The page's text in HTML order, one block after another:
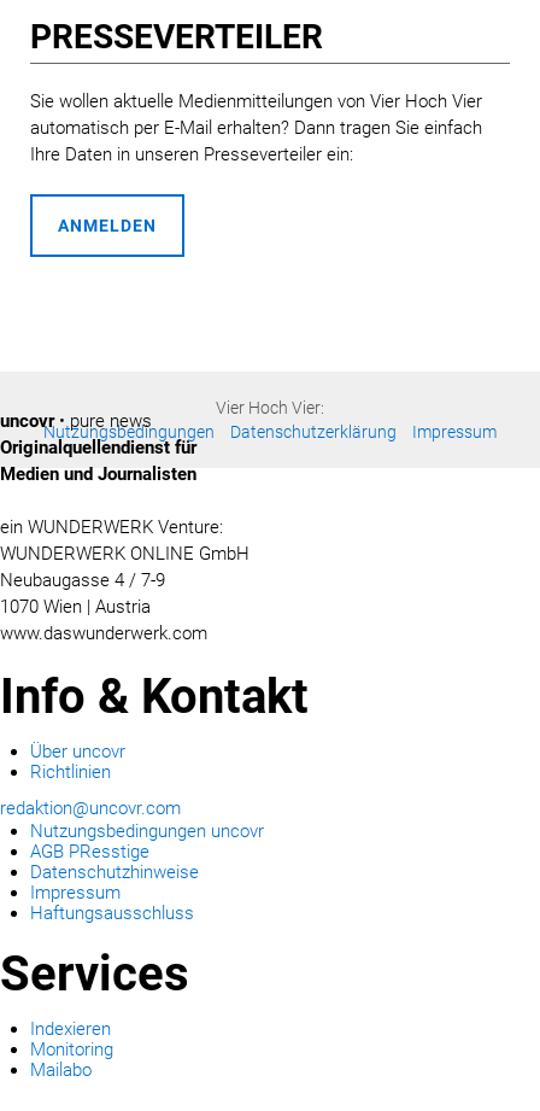
PRESSE­VERTEILER
Sie wollen aktuelle Medienmitteilungen von Vier Hoch Vier
automatisch per E-Mail erhalten? Dann tragen Sie einfach
Ihre Daten in unseren Presseverteiler ein:
ANMELDEN
Vier Hoch Vier:
Nutzungsbedingungen
Datenschutzerklärung Impressum
uncovr• pure news
Originalquellendienst für
Medien und Journalisten
ein WUNDERWERK Venture:
WUNDERWERK ONLINE GmbH
Neubaugasse 4 / 7-9
1070 Wien | Austria
www.daswunderwerk.com
Info & Kontakt
Über uncovr
Richtlinien
redaktion@uncovr.com
Nutzungsbedingungen uncovr
AGB PResstige
Datenschutzhinweise
Impressum
Haftungsausschluss
Services
Indexieren
Monitoring
Mailabo